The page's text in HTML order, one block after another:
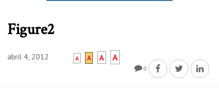
Figure2
abril 4, 2012 A A A A
0